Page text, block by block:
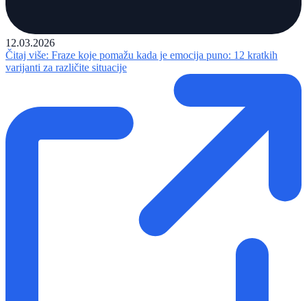
12.03.2026
Čitaj više: Fraze koje pomažu kada je emocija puno: 12 kratkih
varijanti za različite situacije